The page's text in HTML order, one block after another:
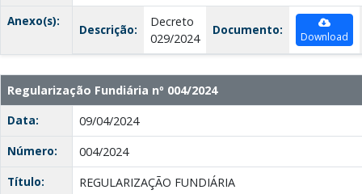
Anexo(s):
Descrição:
Decreto
029/2024
Documento: Download
Regularização Fundiária nº 004/2024
Data:
09/04/2024
Número:
004/2024
Título:
REGULARIZAÇÃO FUNDIÁRIA